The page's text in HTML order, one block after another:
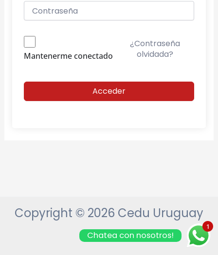
Mantenerme conectado
¿Contraseña
olvidada?
Acceder
Copyright © 2026 Cedu Uruguay
1
Chatea con nosotros!